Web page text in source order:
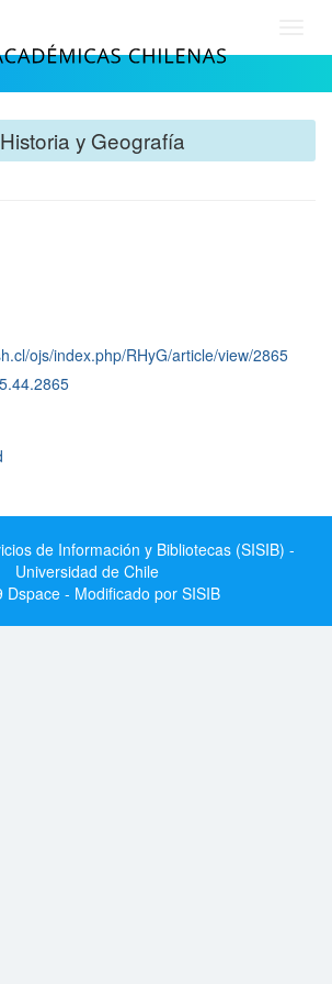
y Geografía
ojs/index.php/RHyG/article/view/2865
de Información y Bibliotecas (SISIB) -
Universidad de Chile
Dspace - Modificado por SISIB